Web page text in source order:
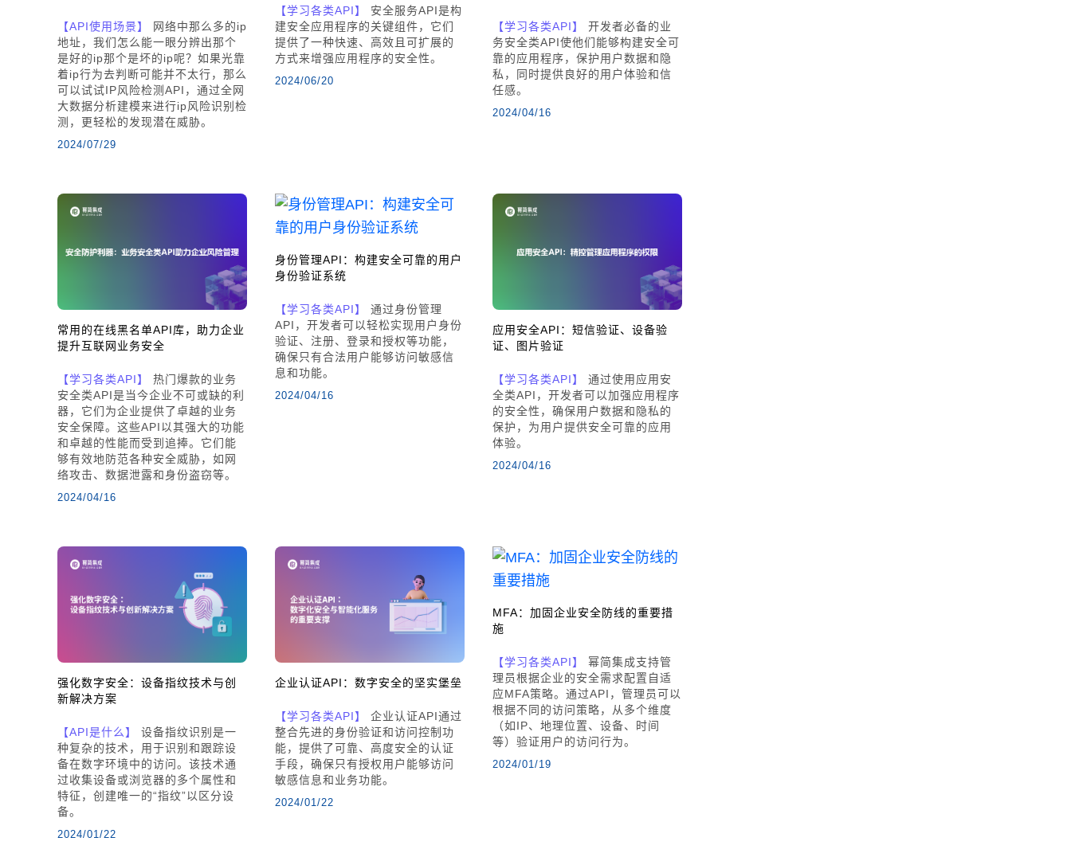
【API使用场景】
网络中那么多的ip
地址，我们怎么能一眼分辨出那个
是好的ip那个是坏的ip呢？如果光靠
着ip行为去判断可能并不太行，那么
可以试试IP风险检测API，通过全网
大数据分析建模来进行ip风险识别检
测，更轻松的发现潜在威胁。
2024/07/29
【学习各类API】
安全服务API是构
建安全应用程序的关键组件，它们
提供了一种快速、高效且可扩展的
方式来增强应用程序的安全性。
2024/06/20
【学习各类API】
开发者必备的业
务安全类API使他们能够构建安全可
靠的应用程序，保护用户数据和隐
私，同时提供良好的用户体验和信
任感。
2024/04/16
常用的在线黑名单API库，助力企业
提升互联网业务安全
【学习各类API】
热门爆款的业务
安全类API是当今企业不可或缺的利
器，它们为企业提供了卓越的业务
安全保障。这些API以其强大的功能
和卓越的性能而受到追捧。它们能
够有效地防范各种安全威胁，如网
络攻击、数据泄露和身份盗窃等。
2024/04/16
身份管理API：构建安全可靠的用户
身份验证系统
【学习各类API】
通过身份管理
API，开发者可以轻松实现用户身份
验证、注册、登录和授权等功能，
确保只有合法用户能够访问敏感信
息和功能。
2024/04/16
应用安全API：短信验证、设备验
证、图片验证
【学习各类API】
通过使用应用安
全类API，开发者可以加强应用程序
的安全性，确保用户数据和隐私的
保护，为用户提供安全可靠的应用
体验。
2024/04/16
强化数字安全：设备指纹技术与创
新解决方案
【API是什么】
设备指纹识别是一
种复杂的技术，用于识别和跟踪设
备在数字环境中的访问。该技术通
过收集设备或浏览器的多个属性和
特征，创建唯一的“指纹”以区分设
备。
2024/01/22
企业认证API：数字安全的坚实堡垒
【学习各类API】
企业认证API通过
整合先进的身份验证和访问控制功
能，提供了可靠、高度安全的认证
手段，确保只有授权用户能够访问
敏感信息和业务功能。
2024/01/22
MFA：加固企业安全防线的重要措
施
【学习各类API】
幂简集成支持管
理员根据企业的安全需求配置自适
应MFA策略。通过API，管理员可以
根据不同的访问策略，从多个维度
（如IP、地理位置、设备、时间
等）验证用户的访问行为。
2024/01/19